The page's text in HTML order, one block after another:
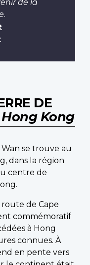
de la
.
DE
Kong
se trouve au
dans la région
centre de
de Cape
commémoratif
à Hong
connues. À
en pente vers